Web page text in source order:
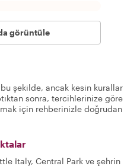
görüntüle
şekilde, ancak kesin kurallar
sonra, tercihlerinize göre
için rehberinizle doğrudan
Italy, Central Park ve şehrin